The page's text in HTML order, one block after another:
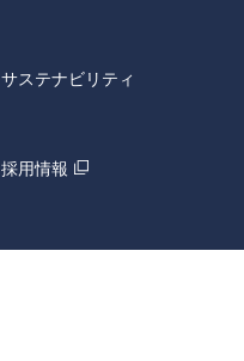
サステナビリティ
採用情報